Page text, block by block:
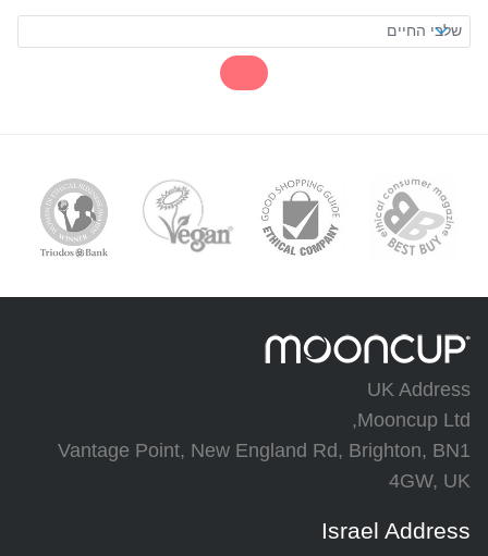
UK Address
Mooncup Ltd,
Vantage Point, New England Rd, Brighton, BN1
4GW, UK
Israel Address